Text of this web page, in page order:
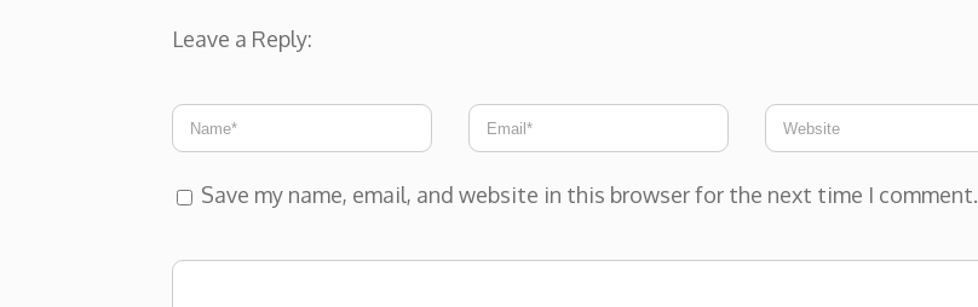
Leave a Reply:
Save my name, email, and website in this browser for the next time I comment.